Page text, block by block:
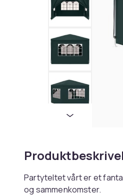
Partyteltet vårt er et
og sammenkomster.